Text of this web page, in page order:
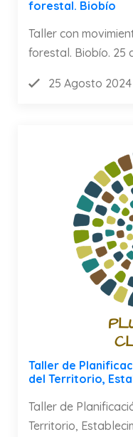
forestal. Biobío
Taller con
forestal. Biobío. 25
25 Agosto 2024
Taller de
del Territorio,
Taller de
Territorio,